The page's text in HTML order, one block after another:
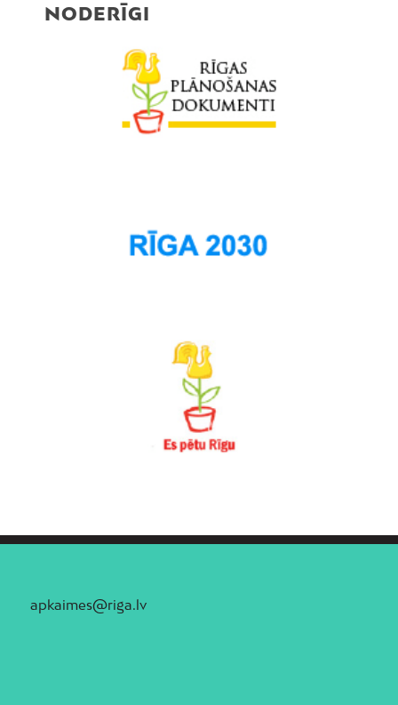
NODERĪGI
apkaimes@riga.lv